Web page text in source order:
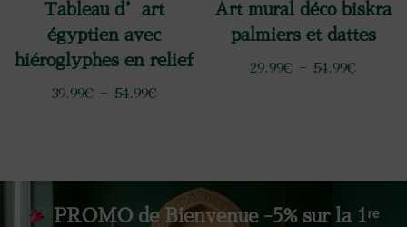
Tableau d’art
égyptien avec
hiéroglyphes en relief
39.99€ – 54.99€
Art mural déco biskra
palmiers et dattes
29.99€ – 54.99€
PROMO de Bienvenue -5% sur la 1ʳᵉ